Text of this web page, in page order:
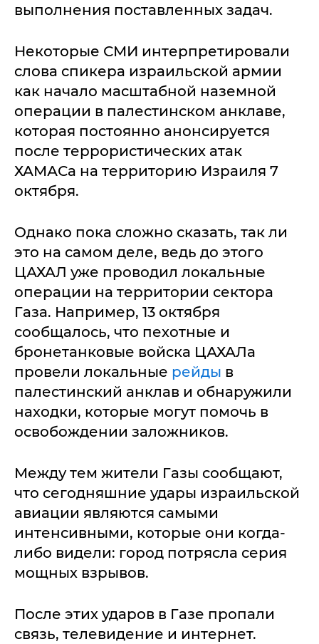
выполнения поставленных задач.
Некоторые СМИ интерпретировали
слова спикера израильской армии
как начало масштабной наземной
операции в палестинском анклаве,
которая постоянно анонсируется
после террористических атак
ХАМАСа на территорию Израиля 7
октября.
Однако пока сложно сказать, так ли
это на самом деле, ведь до этого
ЦАХАЛ уже проводил локальные
операции на территории сектора
Газа. Например, 13 октября
сообщалось, что пехотные и
бронетанковые войска ЦАХАЛа
провели локальные рейды в
палестинский анклав и обнаружили
находки, которые могут помочь в
освобождении заложников.
Между тем жители Газы сообщают,
что сегодняшние удары израильской
авиации являются самыми
интенсивными, которые они когда-
либо видели: город потрясла серия
мощных взрывов.
После этих ударов в Газе пропали
связь, телевидение и интернет.